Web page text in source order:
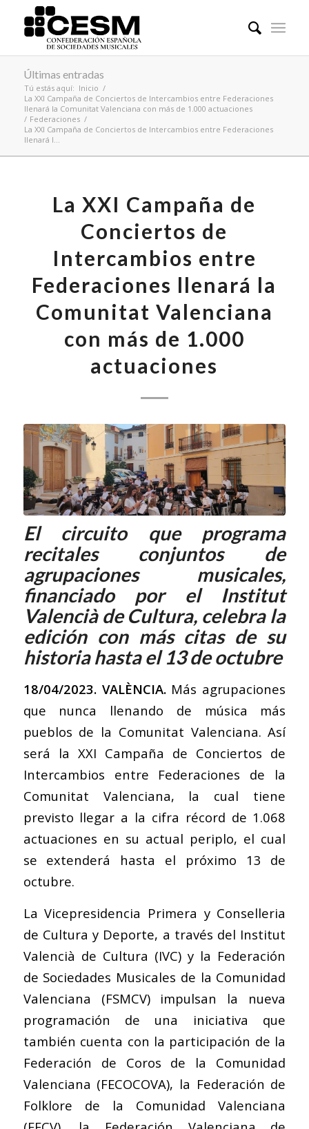
Últimas entradas
Tú estás aquí: Inicio /
La XXI Campaña de Conciertos de Intercambios entre Federaciones
llenará la Comunitat Valenciana con más de 1.000 actuaciones
/ Federaciones /
La XXI Campaña de Conciertos de Intercambios entre Federaciones
llenará l...
La XXI Campaña de
Conciertos de
Intercambios entre
Federaciones llenará la
Comunitat Valenciana
con más de 1.000
actuaciones
El circuito que programa
recitales conjuntos de
agrupaciones musicales,
financiado por el Institut
Valencià de Cultura, celebra la
edición con más citas de su
historia hasta el 13 de octubre
18/04/2023. VALÈNCIA. Más agrupaciones
que nunca llenando de música más
pueblos de la Comunitat Valenciana. Así
será la XXI Campaña de Conciertos de
Intercambios entre Federaciones de la
Comunitat Valenciana, la cual tiene
previsto llegar a la cifra récord de 1.068
actuaciones en su actual periplo, el cual
se extenderá hasta el próximo 13 de
octubre.
La Vicepresidencia Primera y Conselleria
de Cultura y Deporte, a través del Institut
Valencià de Cultura (IVC) y la Federación
de Sociedades Musicales de la Comunidad
Valenciana (FSMCV) impulsan la nueva
programación de una iniciativa que
también cuenta con la participación de la
Federación de Coros de la Comunidad
Valenciana (FECOCOVA), la Federación de
Folklore de la Comunidad Valenciana